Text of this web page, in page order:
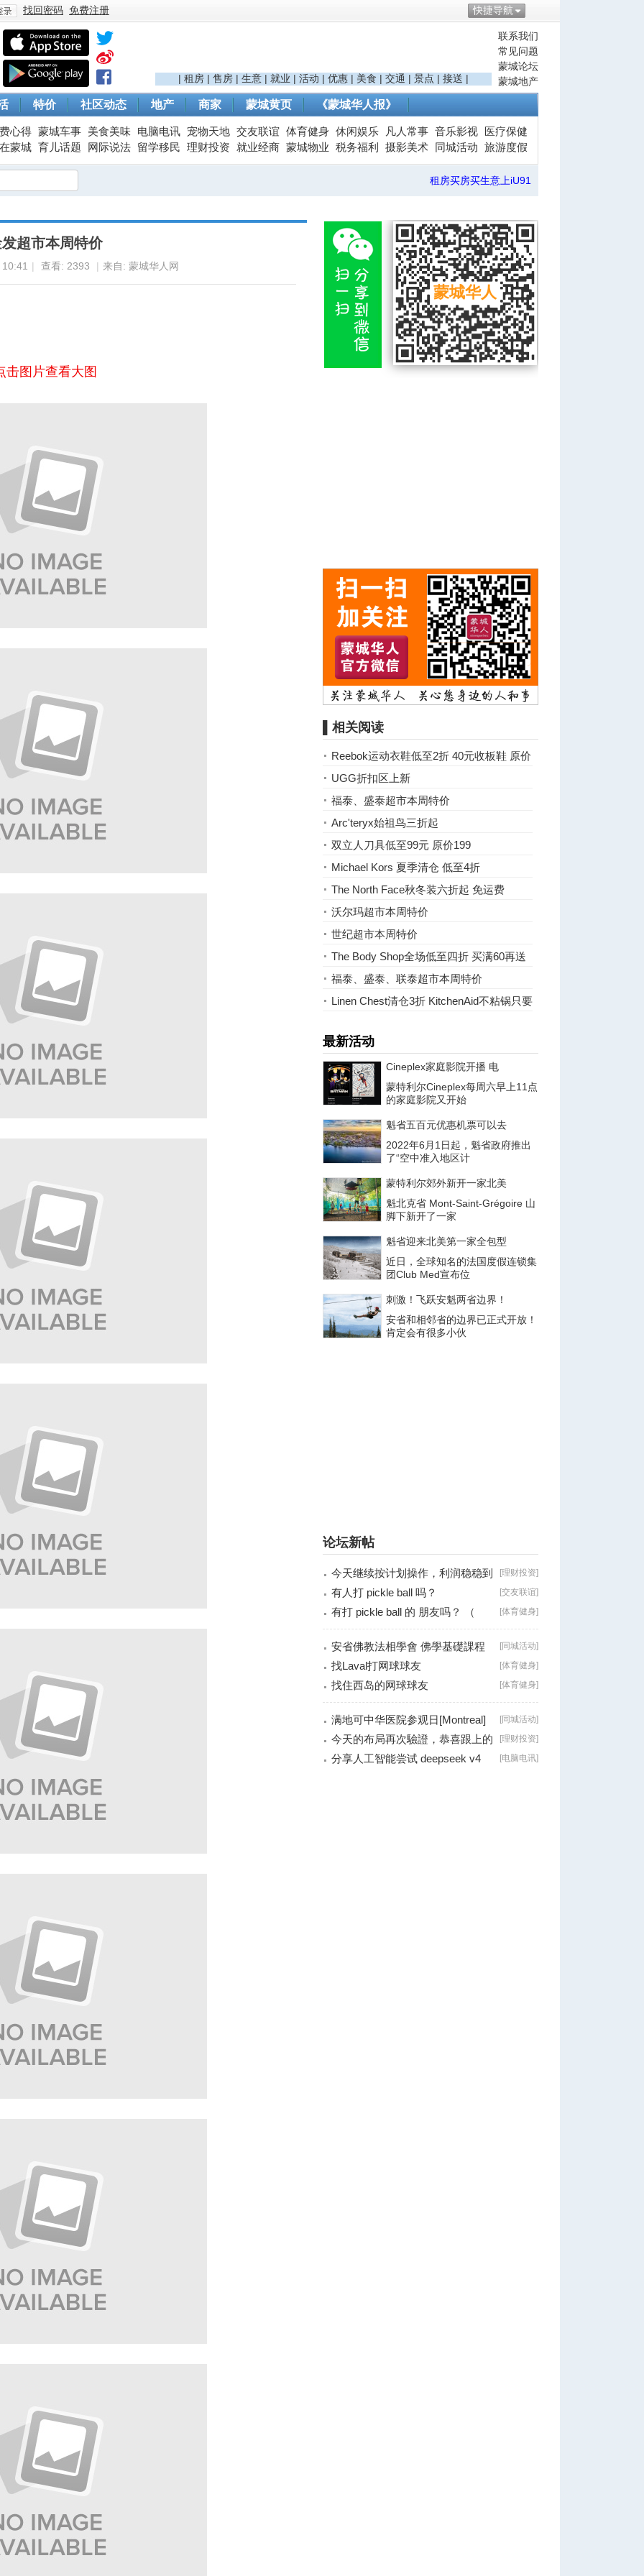
快捷导航
登
找回密码 免费注册
联系我们
常见问题
蒙城论坛
蒙城地产
| 租房 | 售房 | 生意 | 就业 | 活动 | 优惠 | 美食 | 交通 | 景点 | 接送 |
特价 社区动态 地产 商家 蒙城黄页 《蒙城华人报》
心得 蒙城车事 美食美味 电脑电讯 宠物天地 交友联谊 体育健身 休闲娱乐 凡人常事 音乐影视
医疗保健
蒙城 育儿话题 网际说法 留学移民 理财投资 就业经商 蒙城物业 税务福利 摄影美术 同城活动 旅游度假
租房买房买生意上iU91
超市本周特价
| 查看: 2393 | 来自: 蒙城华人网
击图片查看大图
▌相关阅读
Reebok运动衣鞋低至2折 40元收板鞋 原价
100
UGG折扣区上新
福泰、盛泰超市本周特价
Arc'teryx始祖鸟三折起
双立人刀具低至99元 原价199
Michael Kors 夏季清仓 低至4折
The North Face秋冬装六折起 免运费
沃尔玛超市本周特价
世纪超市本周特价
The Body Shop全场低至四折 买满60再送
10元
福泰、盛泰、联泰超市本周特价
Linen Chest清仓3折 KitchenAid不粘锅只要
最新活动
Cineplex家庭影院开播 电
蒙特利尔Cineplex每周六早上11点
的家庭影院又开始
魁省五百元优惠机票可以去
2022年6月1日起，魁省政府推出
了“空中准入地区计
蒙特利尔郊外新开一家北美
魁北克省 Mont-Saint-Grégoire 山
脚下新开了一家
魁省迎来北美第一家全包型
近日，全球知名的法国度假连锁集
团Club Med宣布位
刺激！飞跃安魁两省边界！
安省和相邻省的边界已正式开放！
肯定会有很多小伙
论坛新帖
[理财投资]
今天继续按计划操作，利润稳稳到
手！
[交友联谊]
有人打 pickle ball 吗？
[体育健身]
有打 pickle ball 的 朋友吗？ （
Brossard
[同城活动]
安省佛教法相學會 佛學基礎課程
（第二十八
[体育健身]
找Laval打网球球友
[体育健身]
找住西岛的网球球友
[同城活动]
满地可中华医院参观日[Montreal]
[理财投资]
今天的布局再次驗證，恭喜跟上的
朋友！
[电脑电讯]
分享人工智能尝试 deepseek v4